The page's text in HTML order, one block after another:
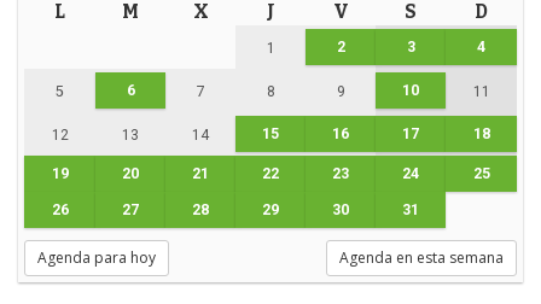
L M X J V S D
1 2 3 4
5 6 7 8 9 10 11
12 13 14 15 16 17 18
19 20 21 22 23 24 25
26 27 28 29 30 31
Agenda para hoy Agenda en esta semana